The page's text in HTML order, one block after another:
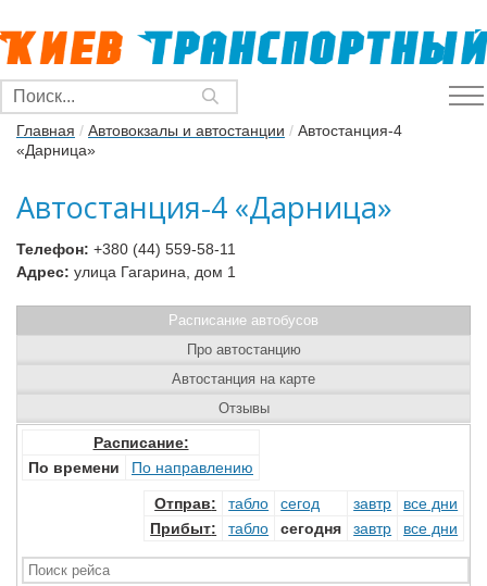
Главная / Автовокзалы и автостанции / Автостанция-4
«Дарница»
Автостанция-4 «Дарница»
Телефон: +380 (44) 559-58-11
Адрес: улица Гагарина, дом 1
Расписание автобусов
Расписание:
По времени
По направлению
Отправ: табло сегод завтр
все дни
Прибыт: табло сегодня завтр все дни
Про автостанцию
Автостанция на карте
Отзывы